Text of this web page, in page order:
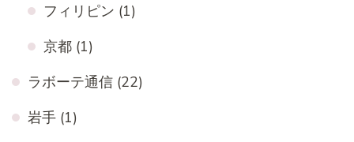
フィリピン (1)
京都 (1)
ラボーテ通信 (22)
岩手 (1)